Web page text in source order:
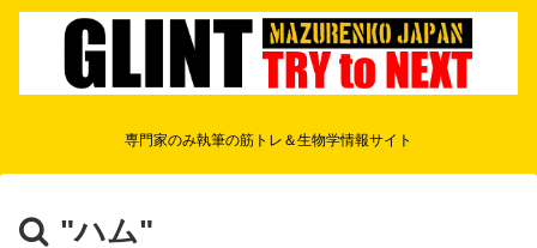
専門家のみ執筆の筋トレ＆生物学情報サイト
"ハム"